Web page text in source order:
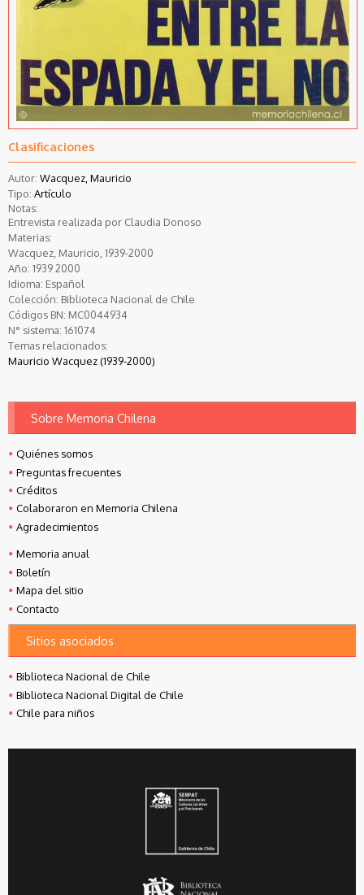
Clasificaciones
Autor: Wacquez, Mauricio
Tipo: Artículo
Notas:
Entrevista realizada por Claudia Donoso
Materias:
Wacquez, Mauricio, 1939-2000
Año: 19392000
Idioma: Español
Colección: Biblioteca Nacional de Chile
Códigos BN: MC0044934
N° sistema: 161074
Temas relacionados:
Mauricio Wacquez (1939-2000)
Sobre Memoria Chilena
Quiénes somos
Preguntas frecuentes
Créditos
Colaboraron en Memoria Chilena
Agradecimientos
Memoria anual
Boletín
Mapa del sitio
Contacto
Sitios asociados
Biblioteca Nacional de Chile
Biblioteca Nacional Digital de Chile
Chile para niños